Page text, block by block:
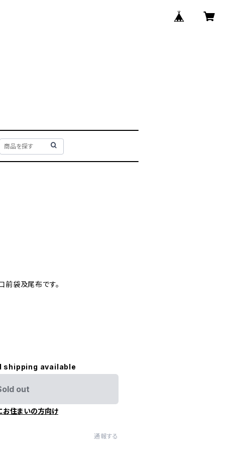
前袋及尾布です。
shipping available
out
お住まいの方向け
通報する